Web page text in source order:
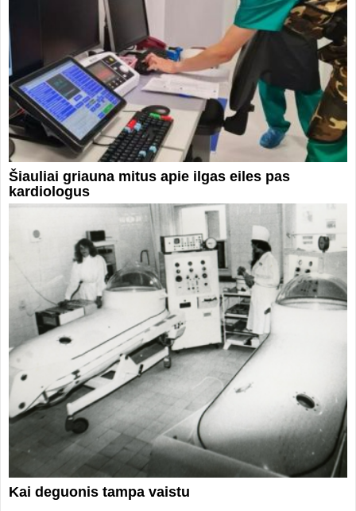
Šiauliai griauna mitus apie ilgas eiles pas
kardiologus
Kai deguonis tampa vaistu